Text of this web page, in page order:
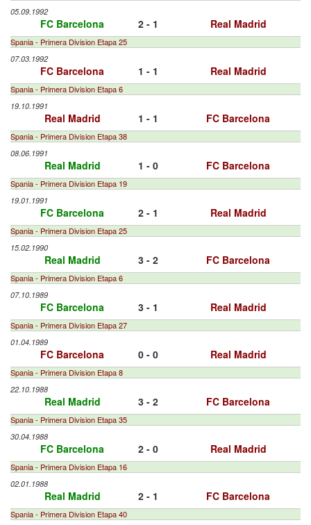
05.09.1992
FC Barcelona 2 - 1 Real Madrid
Spania - Primera Division Etapa 25
07.03.1992
FC Barcelona 1 - 1 Real Madrid
Spania - Primera Division Etapa 6
19.10.1991
Real Madrid 1 - 1 FC Barcelona
Spania - Primera Division Etapa 38
08.06.1991
Real Madrid 1 - 0 FC Barcelona
Spania - Primera Division Etapa 19
19.01.1991
FC Barcelona 2 - 1 Real Madrid
Spania - Primera Division Etapa 25
15.02.1990
Real Madrid 3 - 2 FC Barcelona
Spania - Primera Division Etapa 6
07.10.1989
FC Barcelona 3 - 1 Real Madrid
Spania - Primera Division Etapa 27
01.04.1989
FC Barcelona 0 - 0 Real Madrid
Spania - Primera Division Etapa 8
22.10.1988
Real Madrid 3 - 2 FC Barcelona
Spania - Primera Division Etapa 35
30.04.1988
FC Barcelona 2 - 0 Real Madrid
Spania - Primera Division Etapa 16
02.01.1988
Real Madrid 2 - 1 FC Barcelona
Spania - Primera Division Etapa 40